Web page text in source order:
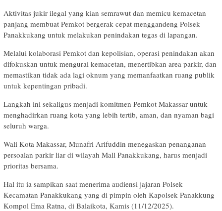
Aktivitas jukir ilegal yang kian semrawut dan memicu kemacetan
panjang membuat Pemkot bergerak cepat menggandeng Polsek
Panakkukang untuk melakukan penindakan tegas di lapangan.
Melalui kolaborasi Pemkot dan kepolisian, operasi penindakan akan
difokuskan untuk mengurai kemacetan, menertibkan area parkir, dan
memastikan tidak ada lagi oknum yang memanfaatkan ruang publik
untuk kepentingan pribadi.
Langkah ini sekaligus menjadi komitmen Pemkot Makassar untuk
menghadirkan ruang kota yang lebih tertib, aman, dan nyaman bagi
seluruh warga.
Wali Kota Makassar, Munafri Arifuddin menegaskan penanganan
persoalan parkir liar di wilayah Mall Panakkukang, harus menjadi
prioritas bersama.
Hal itu ia sampikan saat menerima audiensi jajaran Polsek
Kecamatan Panakkukang yang di pimpin oleh Kapolsek Panakkung
Kompol Ema Ratna, di Balaikota, Kamis (11/12/2025).